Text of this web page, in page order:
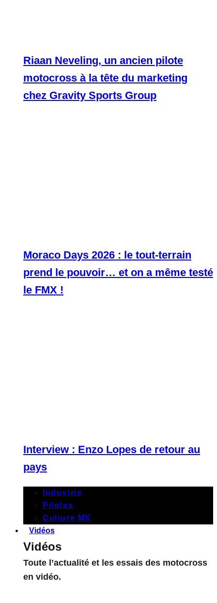
Riaan Neveling, un ancien pilote
motocross à la tête du marketing
chez Gravity Sports Group
Moraco Days 2026 : le tout-terrain
prend le pouvoir… et on a même testé
le FMX !
Interview : Enzo Lopes de retour au
pays
Industrie
Pilotes
Culture MX
Vidéos
Vidéos
Toute l’actualité et les essais des motocross
en vidéo.